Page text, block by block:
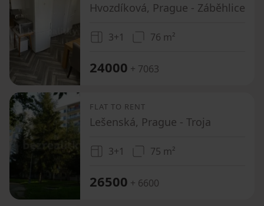
Hvozdíková, Prague - Záběhlice
3+1 76 m²
24000 + 7063
FLAT TO RENT
Lešenská, Prague - Troja
3+1 75 m²
26500 + 6600